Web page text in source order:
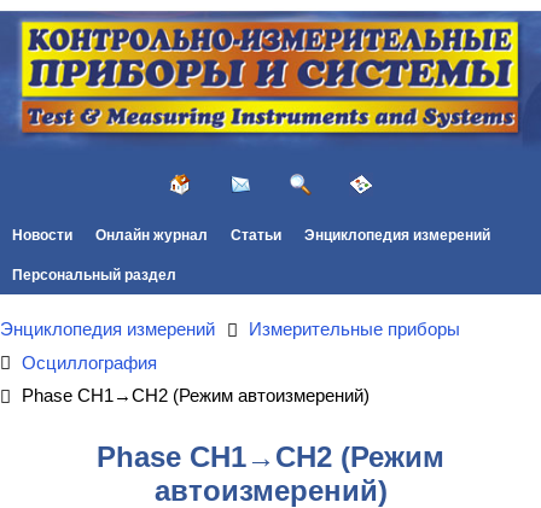
Новости Онлайн журнал Статьи Энциклопедия измерений
Персональный раздел
Энциклопедия измерений
Измерительные приборы
Осциллография
Phase CH1→CH2 (Режим автоизмерений)
Phase CH1→CH2 (Режим
автоизмерений)